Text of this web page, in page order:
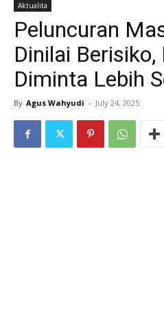
Aktualita
Peluncuran
Dinilai
Diminta Lebih
By Agus Wahyudi - July 24, 2025